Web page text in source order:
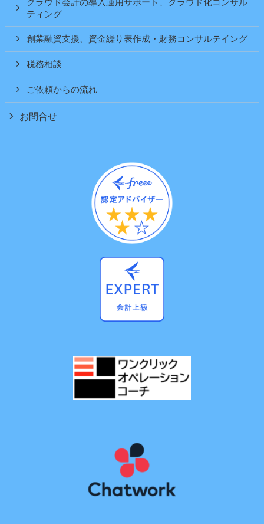
クラウド会計の導入運用サポート、クラウド化コンサル
ティング
創業融資支援、資金繰り表作成・財務コンサルテイング
税務相談
ご依頼からの流れ
お問合せ